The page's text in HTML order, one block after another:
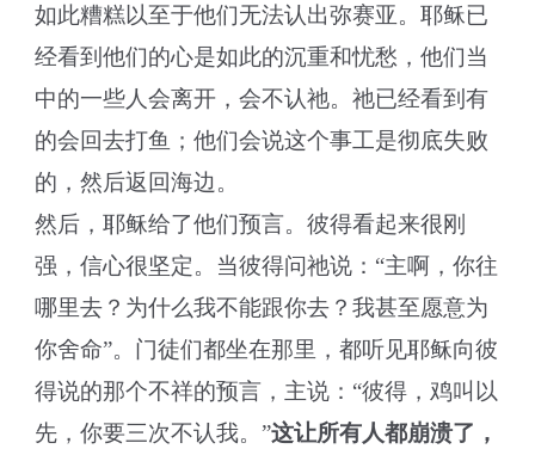
如此糟糕以至于他们无法认出弥赛亚。耶稣已
经看到他们的心是如此的沉重和忧愁，他们当
中的一些人会离开，会不认祂。祂已经看到有
的会回去打鱼；他们会说这个事工是彻底失败
的，然后返回海边。
然后，耶稣给了他们预言。彼得看起来很刚
强，信心很坚定。当彼得问祂说：“主啊，你往
哪里去？为什么我不能跟你去？我甚至愿意为
你舍命”。门徒们都坐在那里，都听见耶稣向彼
得说的那个不祥的预言，主说：“彼得，鸡叫以
先，你要三次不认我。”这让所有人都崩溃了，